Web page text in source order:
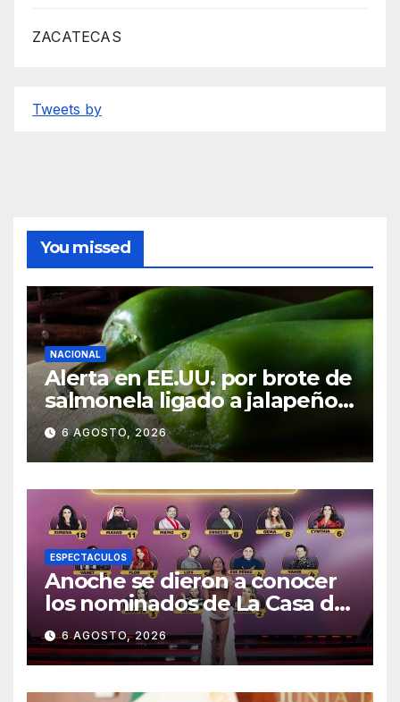
ZACATECAS
Tweets by
You missed
NACIONAL
Alerta en EE.UU. por brote de
salmonela ligado a jalapeños
mexicanos; reportan 345
casos
6 AGOSTO, 2026
ESPECTACULOS
Anoche se dieron a conocer
los nominados de La Casa de
los Famosos México 2026 en
la segunda semana
6 AGOSTO, 2026